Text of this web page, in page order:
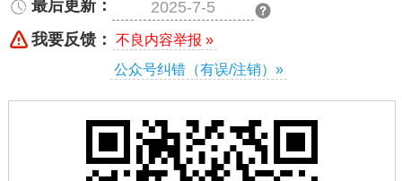
最后更新：
2025-7-5
我要反馈：
不良内容举报 »
公众号纠错（有误/注销）»